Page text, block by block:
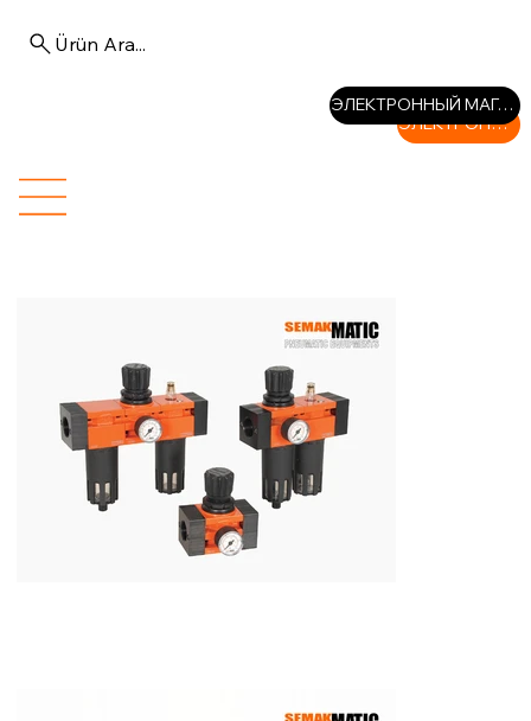
ЭЛЕКТРОННЫЙ МАГАЗИН
ЭЛЕКТРОННЫЙ МАГАЗИН
Ürün Ara...